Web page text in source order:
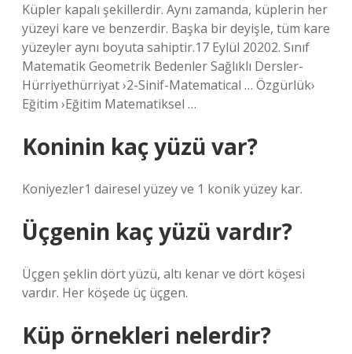
Küpler kapalı şekillerdir. Aynı zamanda, küplerin her
yüzeyi kare ve benzerdir. Başka bir deyişle, tüm kare
yüzeyler aynı boyuta sahiptir.17 Eylül 20202. Sınıf
Matematik Geometrik Bedenler Sağlıklı Dersler-
Hürriyethürriyat ›2-Sinif-Matematical … Özgürlük›
Eğitim ›Eğitim Matematiksel …
Koninin kaç yüzü var?
Koniyezler1 dairesel yüzey ve 1 konik yüzey kar.
Üçgenin kaç yüzü vardır?
Üçgen şeklin dört yüzü, altı kenar ve dört köşesi
vardır. Her köşede üç üçgen.
Küp örnekleri nelerdir?